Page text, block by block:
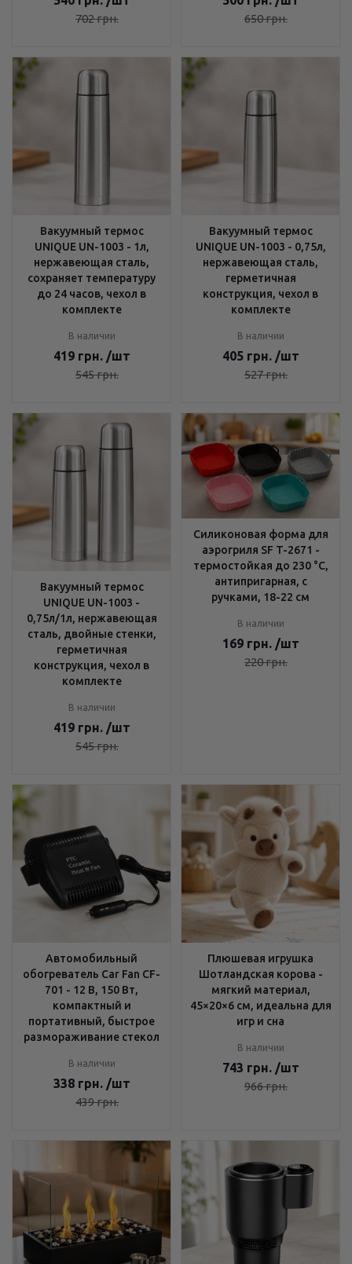
702грн. 650грн.
Вакуумный термос
UNIQUE UN-1003 - 1л,
нержавеющая сталь,
сохраняет температуру
до 24 часов, чехол в
комплекте
В наличии
419 грн. /шт
545грн.
Вакуумный термос
UNIQUE UN-1003 - 0,75л,
нержавеющая сталь,
герметичная
конструкция, чехол в
комплекте
В наличии
405 грн. /шт
527грн.
Вакуумный термос
UNIQUE UN-1003 -
0,75л/1л, нержавеющая
сталь, двойные стенки,
герметичная
конструкция, чехол в
комплекте
В наличии
419 грн. /шт
545грн.
Силиконовая форма для
аэрогриля SF T-2671 -
термостойкая до 230 °C,
антипригарная, с
ручками, 18-22 см
В наличии
169 грн. /шт
220грн.
Автомобильный
обогреватель Car Fan CF-
701 - 12 В, 150 Вт,
компактный и
портативный, быстрое
размораживание стекол
В наличии
338 грн. /шт
439грн.
Плюшевая игрушка
Шотландская корова -
мягкий материал,
45×20×6 см, идеальна для
игр и сна
В наличии
743 грн. /шт
966грн.